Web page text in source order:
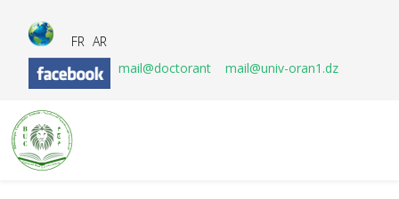
FR AR
mail@doctorant
mail@univ-oran1.dz